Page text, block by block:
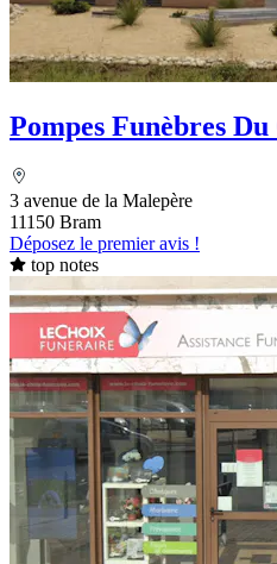
Pompes Funèbres
3 avenue de la Malepère
11150 Bram
Déposez le premier avis !
top notes